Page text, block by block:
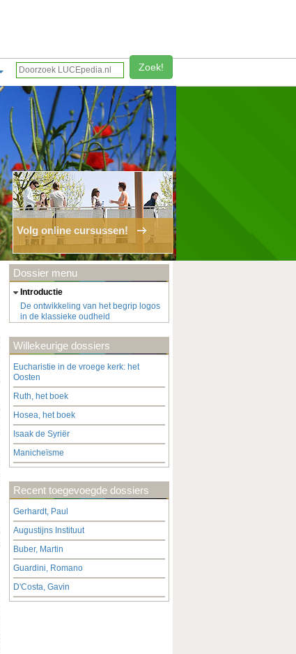
Zoek!
Volg online cursussen!
Dossier menu
introductie
De ontwikkeling van het begrip logos
in de klassieke oudheid
Willekeurige dossiers
Eucharistie in de vroege kerk: het
Oosten
Ruth, het boek
Hosea, het boek
Isaak de Syriër
Manicheïsme
Recent toegevoegde dossiers
Gerhardt, Paul
Augustijns Instituut
Buber, Martin
Guardini, Romano
D'Costa, Gavin